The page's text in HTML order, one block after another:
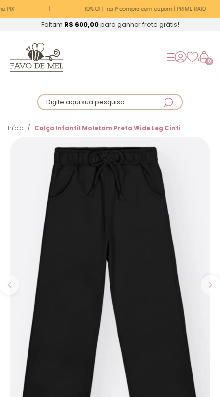
PIX 10% OFF na 1ª compra com cupom | PRIMEIRA10
Faltam R$ 600,00para ganhar frete grátis!
0
Digite aqui sua pesquisa
Início Calça Infantil Moletom Preta Wide Leg Cinti